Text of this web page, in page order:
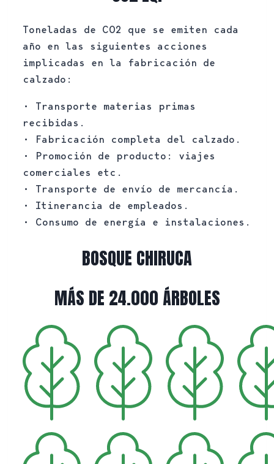
Toneladas de CO2 que se emiten cada
año en las siguientes acciones
implicadas en la fabricación de
calzado:
• Transporte materias primas
recibidas.
• Fabricación completa del calzado.
• Promoción de producto: viajes
comerciales etc.
• Transporte de envío de mercancía.
• Itinerancia de empleados.
• Consumo de energía e instalaciones.
BOSQUE CHIRUCA
MÁS DE 24.000 ÁRBOLES